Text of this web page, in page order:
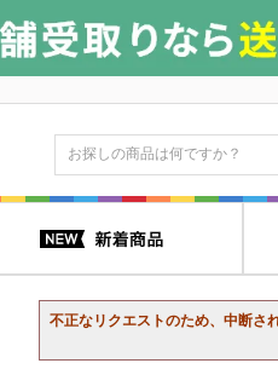
不正なリクエストのため、中断さ